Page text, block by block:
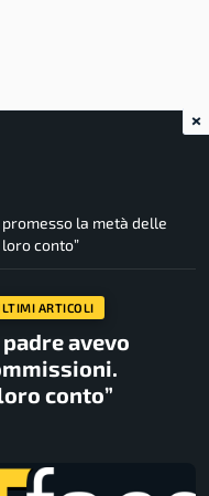
promesso la metà delle
conto”
ARTICOLI
avevo
conto”
×